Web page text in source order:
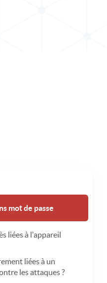
mot de passe
liées à l'appareil
liées à un
les attaques ?